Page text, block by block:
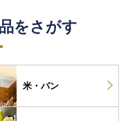
をさがす
米・パン